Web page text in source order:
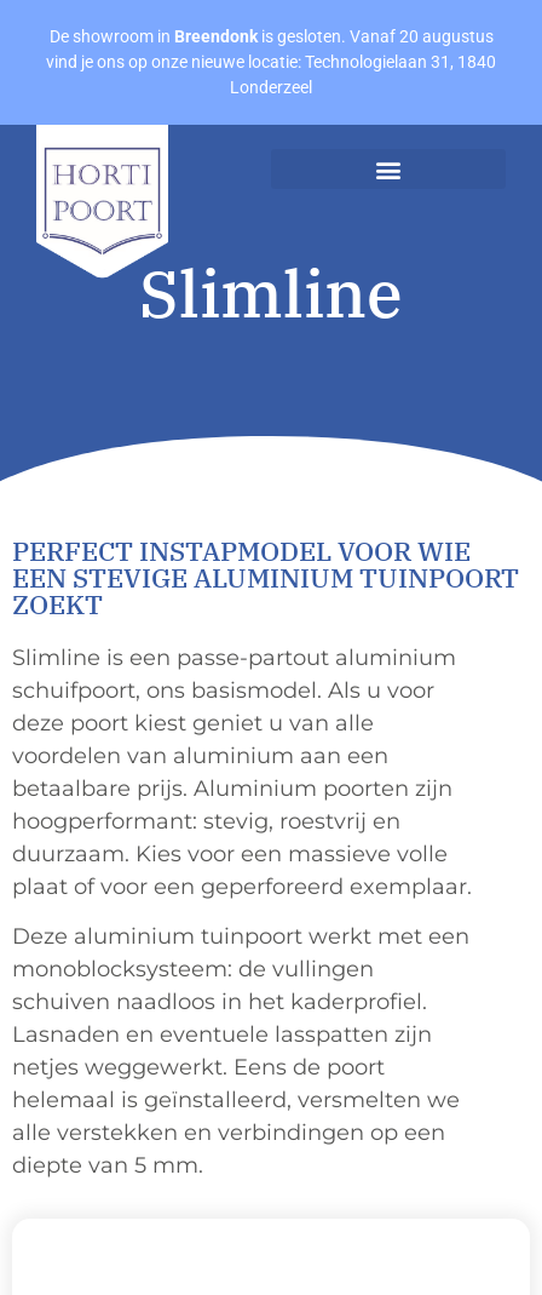
De showroom in Breendonkis gesloten. Vanaf 20 augustus
vind je ons op onze nieuwe locatie: Technologielaan 31, 1840
Londerzeel
Slimline
PERFECT INSTAPMODEL VOOR WIE
EEN STEVIGE ALUMINIUM TUINPOORT
ZOEKT
Slimline is een passe-partout aluminium
schuifpoort, ons basismodel. Als u voor
deze poort kiest geniet u van alle
voordelen van aluminium aan een
betaalbare prijs. Aluminium poorten zijn
hoogperformant: stevig, roestvrij en
duurzaam. Kies voor een massieve volle
plaat of voor een geperforeerd exemplaar.
Deze aluminium tuinpoort werkt met een
monoblocksysteem: de vullingen
schuiven naadloos in het kaderprofiel.
Lasnaden en eventuele lasspatten zijn
netjes weggewerkt. Eens de poort
helemaal is geïnstalleerd, versmelten we
alle verstekken en verbindingen op een
diepte van 5 mm.